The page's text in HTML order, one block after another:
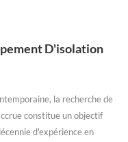
D'isolation
la recherche de
constitue un objectif
d'expérience en